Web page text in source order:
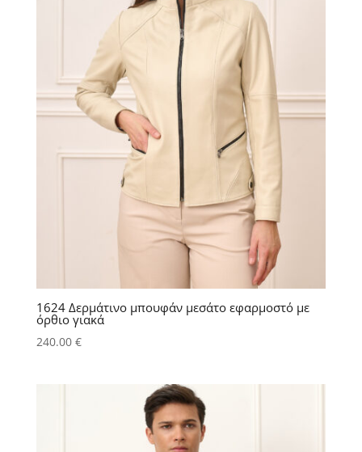
1624 Δερμάτινο μπουφάν μεσάτο εφαρμοστό με
όρθιο γιακά
240.00 €